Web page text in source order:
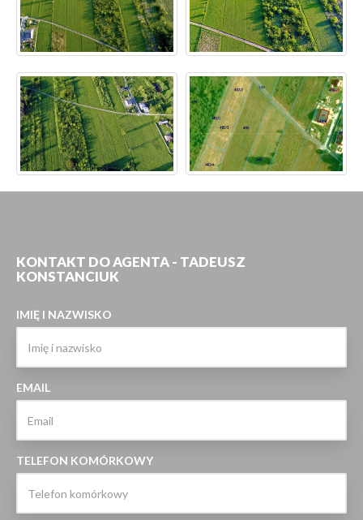
KONTAKT DO AGENTA - TADEUSZ
KONSTANCIUK
IMIĘ I NAZWISKO
EMAIL
TELEFON KOMÓRKOWY